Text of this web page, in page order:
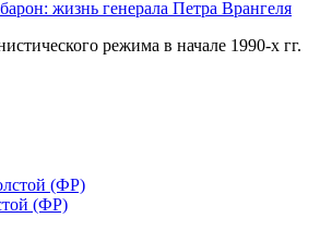
жизнь генерала Петра Врангеля
режима в начале 1990-х гг.
(ФР)